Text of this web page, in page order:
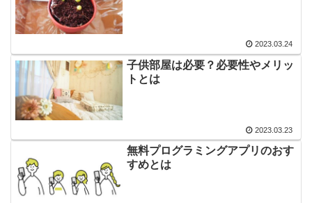
2023.03.24
子供部屋は必要？必要性やメリッ
トとは
2023.03.23
無料プログラミングアプリのおす
すめとは